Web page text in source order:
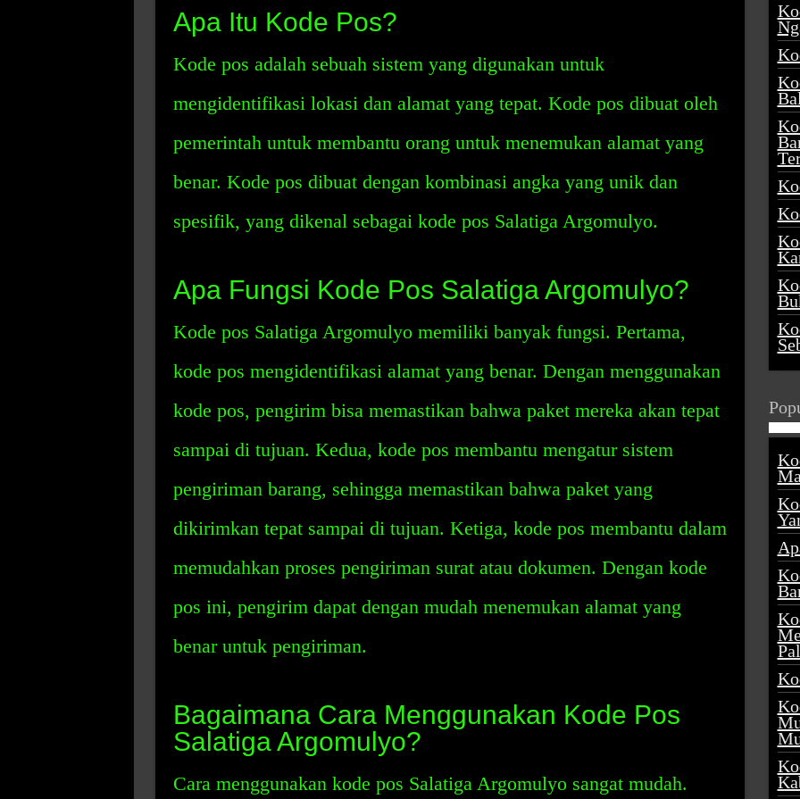
Apa Itu Kode Pos?
Kode pos adalah sebuah sistem yang digunakan untuk
mengidentifikasi lokasi dan alamat yang tepat. Kode pos dibuat oleh
pemerintah untuk membantu orang untuk menemukan alamat yang
benar. Kode pos dibuat dengan kombinasi angka yang unik dan
spesifik, yang dikenal sebagai kode pos Salatiga Argomulyo.
Apa Fungsi Kode Pos Salatiga Argomulyo?
Kode pos Salatiga Argomulyo memiliki banyak fungsi. Pertama,
kode pos mengidentifikasi alamat yang benar. Dengan menggunakan
kode pos, pengirim bisa memastikan bahwa paket mereka akan tepat
sampai di tujuan. Kedua, kode pos membantu mengatur sistem
pengiriman barang, sehingga memastikan bahwa paket yang
dikirimkan tepat sampai di tujuan. Ketiga, kode pos membantu dalam
memudahkan proses pengiriman surat atau dokumen. Dengan kode
pos ini, pengirim dapat dengan mudah menemukan alamat yang
benar untuk pengiriman.
Bagaimana Cara Menggunakan Kode Pos
Salatiga Argomulyo?
Cara menggunakan kode pos Salatiga Argomulyo sangat mudah.